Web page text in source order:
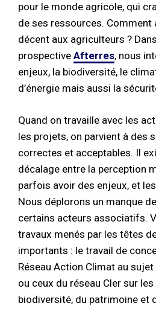
pour le monde agricole, qui
de ses ressources. Comment
décent aux agriculteurs ?
prospective Afterres, nous
enjeux, la biodiversité, le
d’énergie mais aussi la
Quand on travaille avec les
les projets, on parvient à des
correctes et acceptables. Il
décalage entre la perception
parfois avoir des enjeux, et
Nous déplorons un manque
certains acteurs associatifs.
travaux menés par les têtes
importants : le travail de
Réseau Action Climat au
ou ceux du réseau Cler sur
biodiversité, du patrimoine et